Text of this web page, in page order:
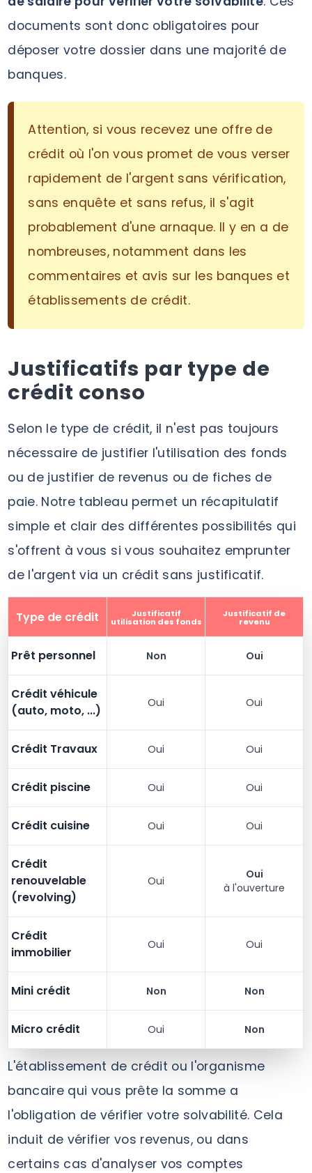
documents sont donc obligatoires pour
déposer votre dossier dans une majorité de
banques.
Attention, si vous recevez une offre de
crédit où l'on vous promet de vous verser
rapidement de l'argent sans vérification,
sans enquête et sans refus, il s'agit
probablement d'une arnaque. Il y en a de
nombreuses, notamment dans les
commentaires et avis sur les banques et
établissements de crédit.
Justificatifs par type de
crédit conso
Selon le type de crédit, il n'est pas toujours
nécessaire de justifier l'utilisation des fonds
ou de justifier de revenus ou de fiches de
paie. Notre tableau permet un récapitulatif
simple et clair des différentes possibilités qui
s'offrent à vous si vous souhaitez emprunter
de l'argent via un crédit sans justificatif.
Type de crédit Justificatif
utilisation des fonds
Justificatif de
revenu
Prêt personnel Non Oui
Crédit véhicule
(auto, moto, ...)
Oui Oui
Crédit Travaux Oui Oui
Crédit piscine Oui Oui
Crédit cuisine Oui Oui
Crédit
renouvelable
(revolving)
Oui
Oui
à l'ouverture
Crédit
immobilier
Oui Oui
Mini crédit Non Non
Micro crédit Oui Non
L'établissement de crédit ou l'organisme
bancaire qui vous prête la somme a
l'obligation de vérifier votre solvabilité. Cela
induit de vérifier vos revenus, ou dans
certains cas d'analyser vos comptes